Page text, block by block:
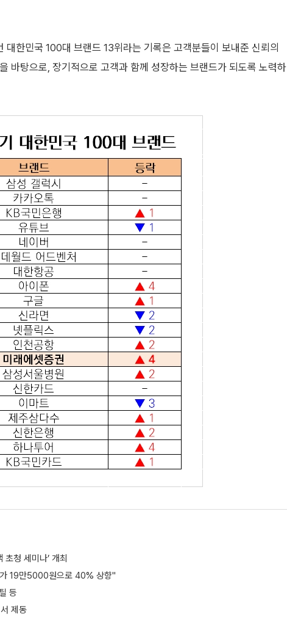
한민국 100대 브랜드 13위라는 기록은 고객분들이 보내준 신뢰의
바탕으로, 장기적으로 고객과 함께 성장하는 브랜드가 되도록 노력하
청 세미나’ 개최
19만5000원으로 40% 상향"
등
제동